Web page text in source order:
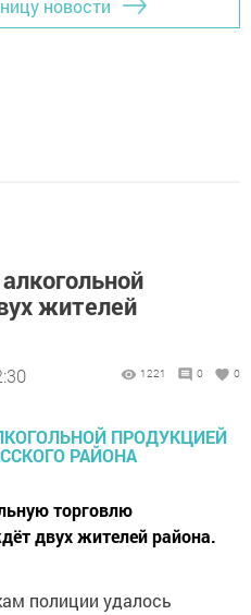
новости
жителей
1221 0 0
торговлю
двух жителей района.
полиции удалось